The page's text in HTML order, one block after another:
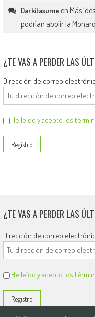
Darkitasume en Más
podrían abolir la
¿TE VAS A PERDER LAS
Dirección de correo
He leído y acepto los
¿TE VAS A PERDER LAS
Dirección de correo
He leído y acepto los